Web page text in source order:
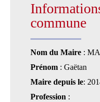
commune
Nom du Maire :
Prénom : Gaëtan
Maire depuis le:
Profession :